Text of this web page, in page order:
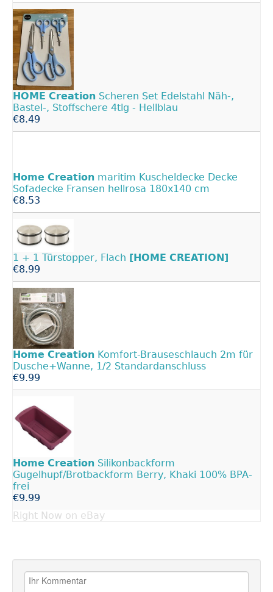
HOME Creation Scheren Set Edelstahl Näh-,
Bastel-, Stoffschere 4tlg - Hellblau
€8.49
Home Creation maritim Kuscheldecke Decke
Sofadecke Fransen hellrosa 180x140 cm
€8.53
1 + 1 Türstopper, Flach [HOME CREATION]
€8.99
Home Creation Komfort-Brauseschlauch 2m für
Dusche+Wanne, 1/2 Standardanschluss
€9.99
Home Creation Silikonbackform
Gugelhupf/Brotbackform Berry, Khaki 100% BPA-
frei
€9.99
Right Now on eBay